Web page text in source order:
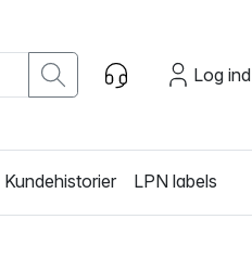
Log ind
Kundehistorier LPN labels